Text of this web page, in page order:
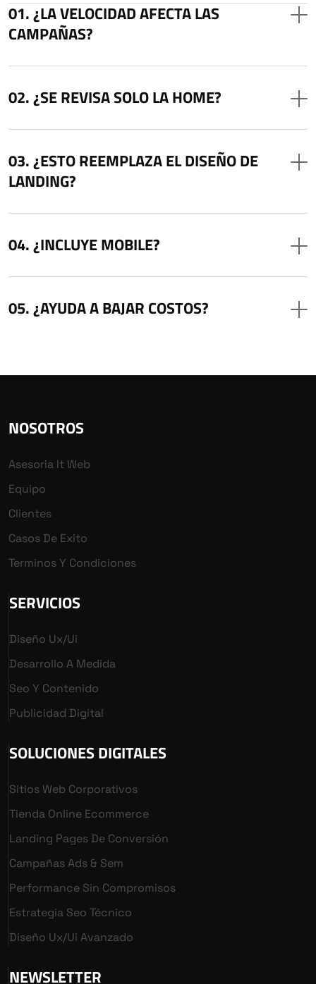
¿LA VELOCIDAD AFECTA LAS
CAMPAÑAS?
¿SE REVISA SOLO LA HOME?
¿ESTO REEMPLAZA EL DISEÑO DE
LANDING?
¿INCLUYE MOBILE?
¿AYUDA A BAJAR COSTOS?
NOSOTROS
Asesoria It Web
Equipo
Clientes
Casos De Exito
Terminos Y Condiciones
SERVICIOS
Diseño Ux/ui
Desarrollo A Medida
Seo Y Contenido
Publicidad Digital
SOLUCIONES DIGITALES
Sitios Web Corporativos
Tienda Online Ecommerce
Landing Pages De Conversión
Campañas Ads & Sem
Performance Sin Compromisos
Estrategia Seo Técnico
Diseño Ux/ui Avanzado
NEWSLETTER